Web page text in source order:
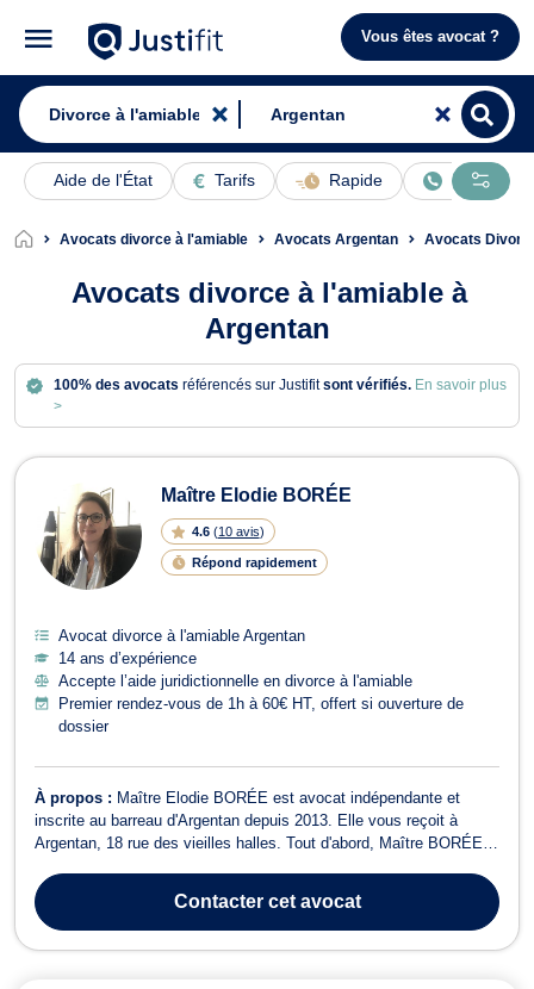
Vous êtes avocat ?
Aide de l'État Tarifs Rapide En ligne
Avocats divorce à l'amiable Avocats Argentan Avocats
Avocats divorce à l'amiable à
Argentan
100% des avocats référencés sur Justifitsont vérifiés. En savoir plus
>
Avocats en divorce à l'amiable à
Maître Elodie BORÉE
4.6 (10 avis)
Répond rapidement
Avocat divorce à l'amiable Argentan
14 ans d’expérience
Accepte l’aide juridictionnelle en divorce à l'amiable
Premier rendez-vous de 1h à 60€ HT, offert si ouverture de
dossier
À propos : Maître Elodie BORÉE est avocat indépendante et
inscrite au barreau d'Argentan depuis 2013. Elle vous reçoit à
Argentan, 18 rue des vieilles halles. Tout d'abord, Maître BORÉE
mais aussi en matière de droit pénal dès le stade de la garde à
vue, devant tout...
Contactercet avocat